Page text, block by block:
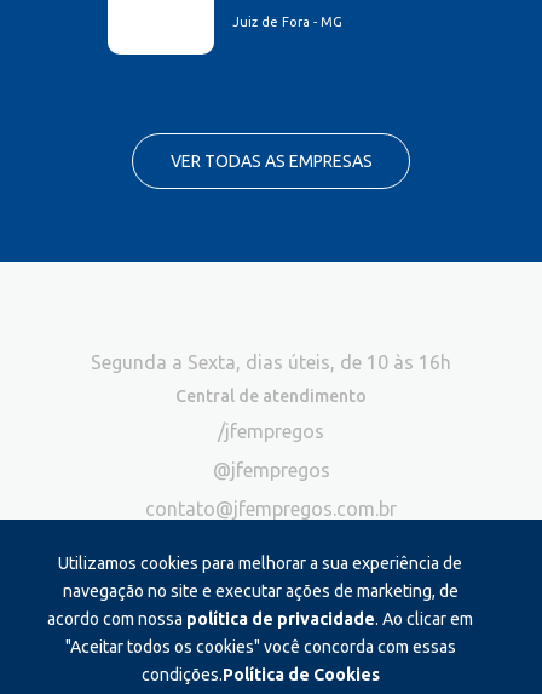
Juiz de Fora - MG
VER TODAS AS EMPRESAS
Utilizamos cookies para melhorar a sua experiência de
navegação no site e executar ações de marketing, de
acordo com nossa política de privacidade. Ao clicar em
"Aceitar todos os cookies" você concorda com essas
condições.Política de Cookies
Segunda a Sexta, dias úteis, de 10 às 16h
Central de atendimento
/jfempregos
@jfempregos
contato@jfempregos.com.br
Publicidade
*Exclusivo para atendimento via chat. Não atendemos ligações neste
canal
Produzido e administrado por: